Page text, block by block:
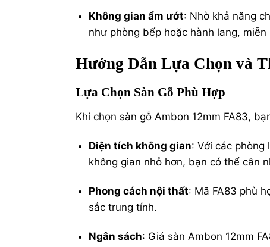
Không gian ẩm ướt: Nhờ khả năng
như phòng bếp hoặc hành lang,
Hướng Dẫn Lựa Chọn và
Lựa Chọn Sàn Gỗ Phù Hợp
Khi chọn sàn gỗ Ambon 12mm FA83,
Diện tích không gian: Với các phòng
không gian nhỏ hơn, bạn có thể cân
Phong cách nội thất: Mã FA83 phù
sắc trung tính.
Ngân sách: Giá sàn Ambon 12mm